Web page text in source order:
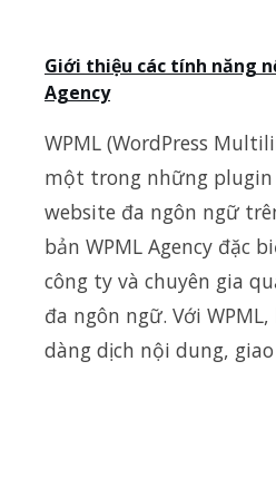
Giới thiệu các tính năng
Agency
WPML (WordPress
một trong những
website đa ngôn ngữ
bản WPML Agency đặc
công ty và chuyên gia
đa ngôn ngữ. Với
dàng dịch nội dung,